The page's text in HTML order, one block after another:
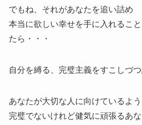
でもね、それがあなたを追い詰め
本当に欲しい幸せを手に入れるこ
たら・・・
自分を縛る、完璧主義をすこしづ
あなたが大切な人に向けているよ
完璧でないけれど健気に頑張るあ